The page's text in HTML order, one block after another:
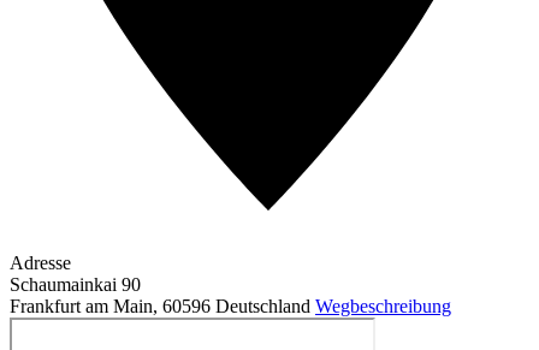
Adresse
Schaumainkai 90
Frankfurt am Main, 60596 Deutschland Wegbeschreibung